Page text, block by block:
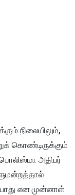
நிலையிலும்,
கொண்டிருக்கும்
அதிபர்
என முன்னாள்